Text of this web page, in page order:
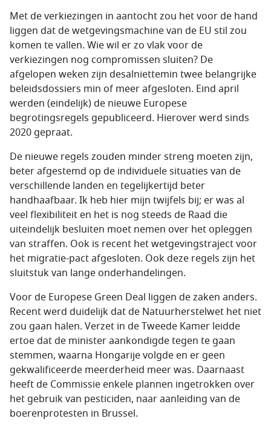
Met de verkiezingen in aantocht zou het voor de hand
liggen dat de wetgevingsmachine van de EU stil zou
komen te vallen. Wie wil er zo vlak voor de
verkiezingen nog compromissen sluiten? De
afgelopen weken zijn desalniettemin twee belangrijke
beleidsdossiers min of meer afgesloten. Eind april
werden (eindelijk) de nieuwe Europese
begrotingsregels gepubliceerd. Hierover werd sinds
2020 gepraat.
De nieuwe regels zouden minder streng moeten zijn,
beter afgestemd op de individuele situaties van de
verschillende landen en tegelijkertijd beter
handhaafbaar. Ik heb hier mijn twijfels bij; er was al
veel flexibiliteit en het is nog steeds de Raad die
uiteindelijk besluiten moet nemen over het opleggen
van straffen. Ook is recent het wetgevingstraject voor
het migratie-pact afgesloten. Ook deze regels zijn het
sluitstuk van lange onderhandelingen.
Voor de Europese Green Deal liggen de zaken anders.
Recent werd duidelijk dat de Natuurherstelwet het niet
zou gaan halen. Verzet in de Tweede Kamer leidde
ertoe dat de minister aankondigde tegen te gaan
stemmen, waarna Hongarije volgde en er geen
gekwalificeerde meerderheid meer was. Daarnaast
heeft de Commissie enkele plannen ingetrokken over
het gebruik van pesticiden, naar aanleiding van de
boerenprotesten in Brussel.